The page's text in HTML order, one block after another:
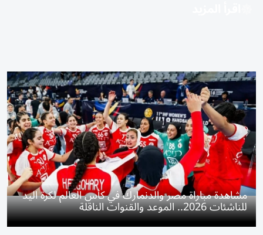
مشاهدة مباراة مصر والدنمارك في كأس العالم لكرة اليد
للناشئات 2026.. الموعد والقنوات الناقلة